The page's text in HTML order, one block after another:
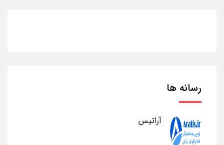
رسانه ها
آراتیس